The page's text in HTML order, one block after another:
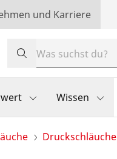
und Karriere
Wissen
Druckschläuche